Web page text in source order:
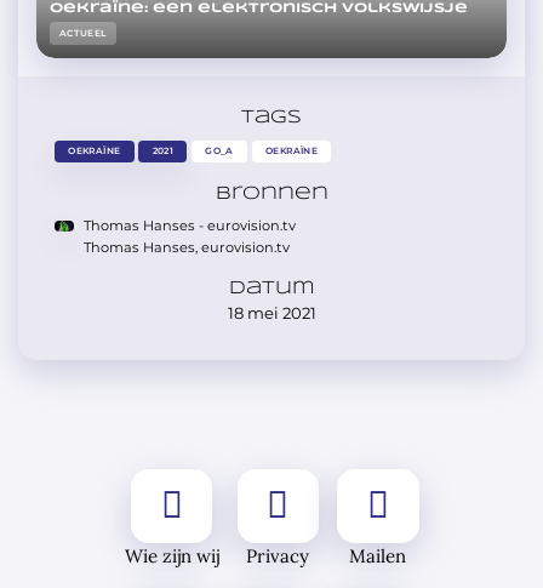
Oekraïne: een elektronisch volkswijsje
ACTUEEL
Tags
OEKRAÏNE 2021 GO_A OEKRAÏNE
Bronnen
Thomas Hanses - eurovision.tv
Thomas Hanses, eurovision.tv
Datum
18 mei 2021
Wie zijn wij Privacy Mailen